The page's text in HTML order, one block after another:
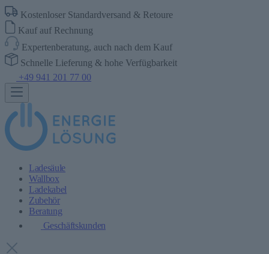
Kostenloser Standardversand & Retoure
Kauf auf Rechnung
Expertenberatung, auch nach dem Kauf
Schnelle Lieferung & hohe Verfügbarkeit
+49 941 201 77 00
Ladesäule
Wallbox
Ladekabel
Zubehör
Beratung
Geschäftskunden